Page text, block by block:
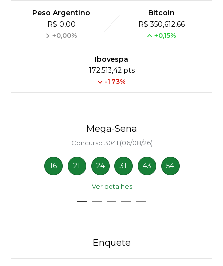
Peso Argentino
R$ 0,00
+0,00%
Bitcoin
R$ 350,612,66
+0,15%
Ibovespa
172,513,42 pts
-1.73%
Mega-Sena
Concurso 3041 (06/08/26)
16 21 24 31 43 54
Ver detalhes
Enquete